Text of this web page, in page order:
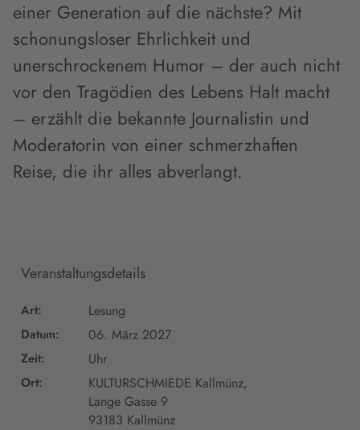
einer Generation auf die nächste? Mit
schonungsloser Ehrlichkeit und
unerschrockenem Humor – der auch nicht
vor den Tragödien des Lebens Halt macht
– erzählt die bekannte Journalistin und
Moderatorin von einer schmerzhaften
Reise, die ihr alles abverlangt.
Veranstaltungsdetails
Art: Lesung
Datum: 06. März 2027
Zeit: Uhr
Ort:
KULTURSCHMIEDE Kallmünz,
Lange Gasse 9
93183 Kallmünz